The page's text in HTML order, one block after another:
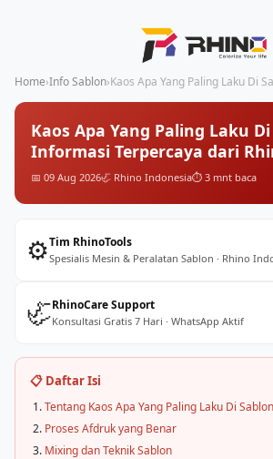
Home›Info Sablon›Kaos Apa Yang Paling Laku Di
Kaos Apa Yang Paling Laku
Informasi Terpercaya dari
📅 09 Aug 2026🦏 Rhino Indonesia⏱️ 3 mnt baca
⚙️Tim RhinoTools
Spesialis Mesin & Peralatan Sablon · Rhino
🦏RhinoCare Support
Konsultasi Gratis 7 Hari · WhatsApp Aktif
📋 Daftar Isi
Tentang Kaos Apa Yang Paling Laku Di Sablon
Proses Afdruk yang Benar
Mixing dan Teknik Sablon